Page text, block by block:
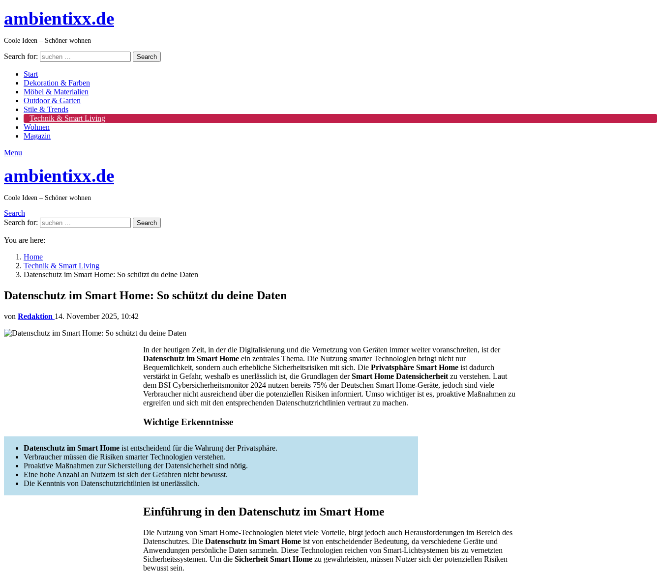
ambientixx.de
Coole Ideen – Schöner wohnen
Search for: Search
Start
Dekoration & Farben
Möbel & Materialien
Outdoor & Garten
Stile & Trends
Technik & Smart Living
Wohnen
Magazin
Menu
ambientixx.de
Coole Ideen – Schöner wohnen
Search
Search for:
Search
You are here:
Home
Technik & Smart Living
Datenschutz im Smart Home: So schützt du deine Daten
Datenschutz im Smart Home: So schützt du deine Daten
von Redaktion 14. November 2025, 10:42
In der heutigen Zeit, in der die Digitalisierung und die Vernetzung von Geräten immer weiter voranschreiten, ist der
Datenschutz im Smart Home ein zentrales Thema. Die Nutzung smarter Technologien bringt nicht nur
Bequemlichkeit, sondern auch erhebliche Sicherheitsrisiken mit sich. Die Privatsphäre Smart Home ist dadurch
verstärkt in Gefahr, weshalb es unerlässlich ist, die Grundlagen derSmart Home Datensicherheit zu verstehen. Laut
dem BSI Cybersicherheitsmonitor 2024 nutzen bereits 75% der Deutschen Smart Home-Geräte, jedoch sind viele
Verbraucher nicht ausreichend über die potenziellen Risiken informiert. Umso wichtiger ist es, proaktive Maßnahmen zu
ergreifen und sich mit den entsprechenden Datenschutzrichtlinien vertraut zu machen.
Wichtige Erkenntnisse
Datenschutz im Smart Home ist entscheidend für die Wahrung der Privatsphäre.
Verbraucher müssen die Risiken smarter Technologien verstehen.
Proaktive Maßnahmen zur Sicherstellung der Datensicherheit sind nötig.
Eine hohe Anzahl an Nutzern ist sich der Gefahren nicht bewusst.
Die Kenntnis von Datenschutzrichtlinien ist unerlässlich.
Einführung in den Datenschutz im Smart Home
Die Nutzung von Smart Home-Technologien bietet viele Vorteile, birgt jedoch auch Herausforderungen im Bereich des
Datenschutzes. Die Datenschutz im Smart Home ist von entscheidender Bedeutung, da verschiedene Geräte und
Anwendungen persönliche Daten sammeln. Diese Technologien reichen von Smart-Lichtsystemen bis zu vernetzten
Sicherheitssystemen. Um die Sicherheit Smart Home zu gewährleisten, müssen Nutzer sich der potenziellen Risiken
bewusst sein.